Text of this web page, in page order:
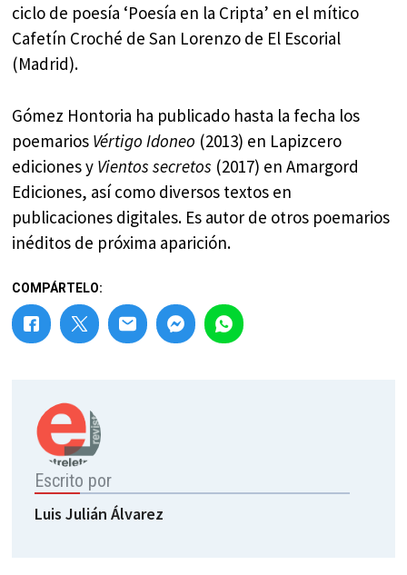
ciclo de poesía ‘Poesía en la Cripta’ en el mítico
Cafetín Croché de San Lorenzo de El Escorial
(Madrid).
Gómez Hontoria ha publicado hasta la fecha los
poemarios Vértigo Idoneo (2013) en Lapizcero
ediciones y Vientos secretos (2017) en Amargord
Ediciones, así como diversos textos en
publicaciones digitales. Es autor de otros poemarios
inéditos de próxima aparición.
COMPÁRTELO:
Escrito por
Luis Julián Álvarez